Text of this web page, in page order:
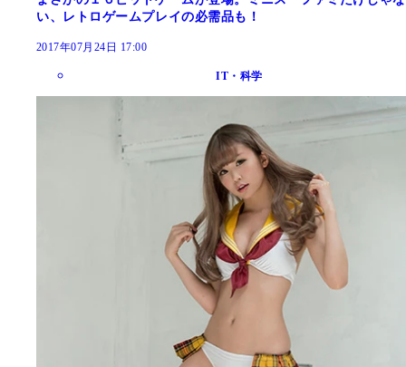
い、レトロゲームプレイの必需品も！
2017年07月24日 17:00
IT・科学